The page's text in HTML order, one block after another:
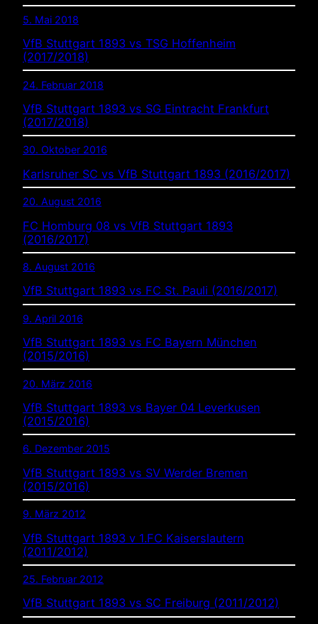
5. Mai 2018
VfB Stuttgart 1893 vs TSG Hoffenheim
(2017/2018)
24. Februar 2018
VfB Stuttgart 1893 vs SG Eintracht Frankfurt
(2017/2018)
30. Oktober 2016
Karlsruher SC vs VfB Stuttgart 1893 (2016/2017)
20. August 2016
FC Homburg 08 vs VfB Stuttgart 1893
(2016/2017)
8. August 2016
VfB Stuttgart 1893 vs FC St. Pauli (2016/2017)
9. April 2016
VfB Stuttgart 1893 vs FC Bayern München
(2015/2016)
20. März 2016
VfB Stuttgart 1893 vs Bayer 04 Leverkusen
(2015/2016)
6. Dezember 2015
VfB Stuttgart 1893 vs SV Werder Bremen
(2015/2016)
9. März 2012
VfB Stuttgart 1893 v 1.FC Kaiserslautern
(2011/2012)
25. Februar 2012
VfB Stuttgart 1893 vs SC Freiburg (2011/2012)